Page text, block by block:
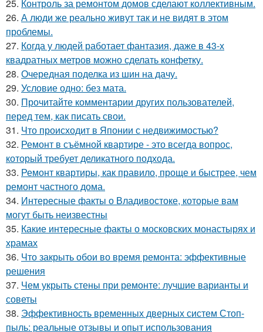
25. Контроль за ремонтом домов сделают коллективным.
26. А люди же реально живут так и не видят в этом
проблемы.
27. Когда у людей работает фантазия, даже в 43-х
квадратных метров можно сделать конфетку.
28. Очередная поделка из шин на дачу.
29. Условие одно: без мата.
30. Прочитайте комментарии других пользователей,
перед тем, как писать свои.
31. Что происходит в Японии с недвижимостью?
32. Ремонт в съёмной квартире - это всегда вопрос,
который требует деликатного подхода.
33. Ремонт квартиры, как правило, проще и быстрее, чем
ремонт частного дома.
34. Интересные факты о Владивостоке, которые вам
могут быть неизвестны
35. Какие интересные факты о московских монастырях и
храмах
36. Что закрыть обои во время ремонта: эффективные
решения
37. Чем укрыть стены при ремонте: лучшие варианты и
советы
38. Эффективность временных дверных систем Стоп-
пыль: реальные отзывы и опыт использования